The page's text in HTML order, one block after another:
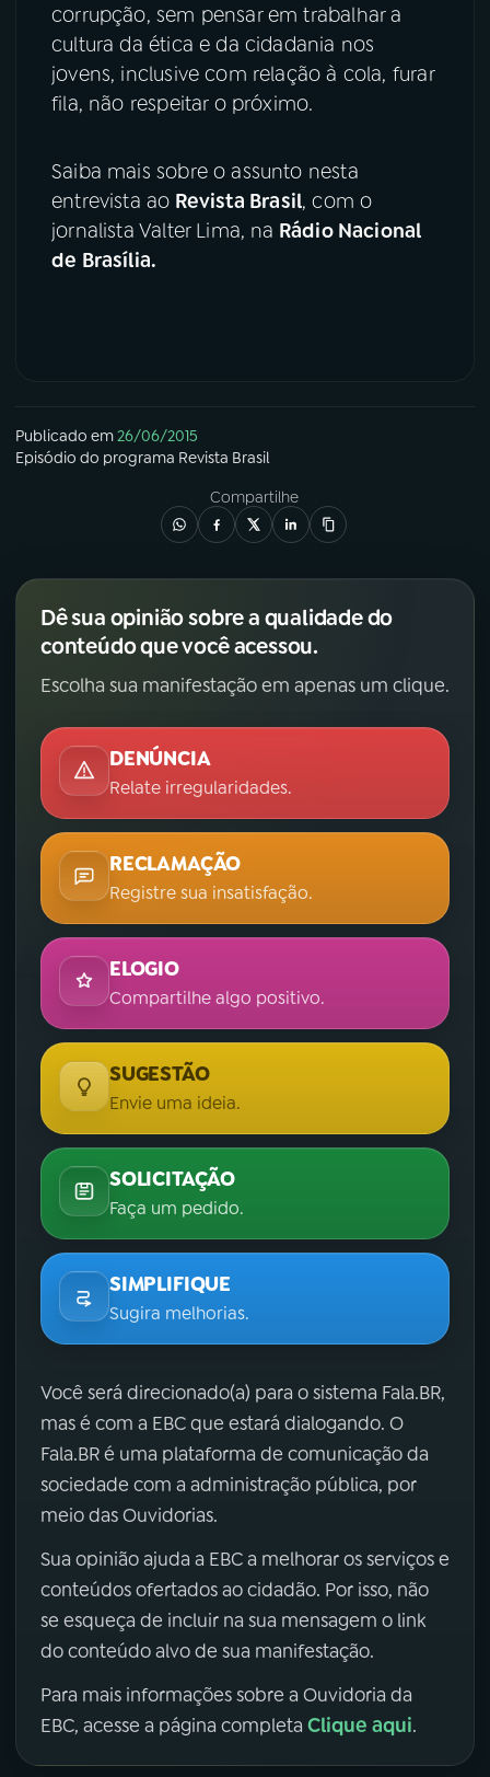
corrupção, sem pensar em trabalhar a
cultura da ética e da cidadania nos
jovens, inclusive com relação à cola, furar
fila, não respeitar o próximo.
Saiba mais sobre o assunto nesta
entrevista ao Revista Brasil, com o
jornalista Valter Lima, na Rádio Nacional
de Brasília.
Publicado em26/06/2015
Episódio do programa Revista Brasil
Compartilhe
Dê sua opinião sobre a qualidade do
conteúdo que você acessou.
Escolha sua manifestação em apenas um clique.
DENÚNCIA
Relate irregularidades.
RECLAMAÇÃO
Registre sua insatisfação.
ELOGIO
Compartilhe algo positivo.
SUGESTÃO
Envie uma ideia.
SOLICITAÇÃO
Faça um pedido.
SIMPLIFIQUE
Sugira melhorias.
Você será direcionado(a) para o sistema Fala.BR,
mas é com a EBC que estará dialogando. O
Fala.BR é uma plataforma de comunicação da
sociedade com a administração pública, por
meio das Ouvidorias.
Sua opinião ajuda a EBC a melhorar os serviços e
conteúdos ofertados ao cidadão. Por isso, não
se esqueça de incluir na sua mensagem o link
do conteúdo alvo de sua manifestação.
Para mais informações sobre a Ouvidoria da
EBC, acesse a página completa Clique aqui.